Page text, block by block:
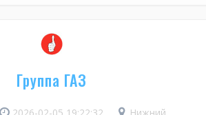
Группа ГАЗ